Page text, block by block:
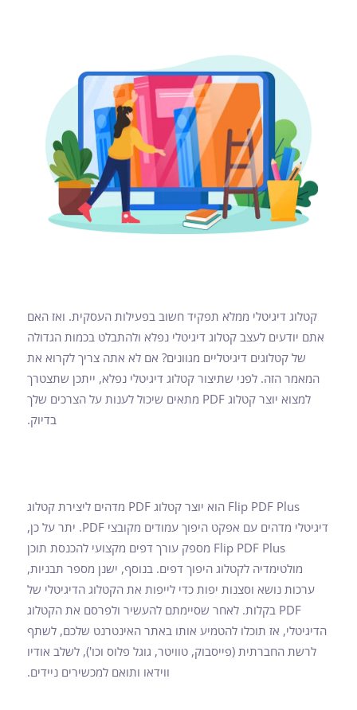
קטלוג דיגיטלי ממלא תפקיד חשוב בפעילות העסקית. ואז האם
אתם יודעים לעצב קטלוג דיגיטלי נפלא ולהתבלט בכמות הגדולה
של קטלוגים דיגיטליים מגוונים? אם לא אתה צריך לקרוא את
המאמר הזה. לפני שתיצור קטלוג דיגיטלי נפלא, ייתכן שתצטרך
למצוא יוצר קטלוג PDF מתאים שיכול לענות על הצרכים שלך
בדיוק.
Flip PDF Plus הוא יוצר קטלוג PDF מדהים ליצירת קטלוג
דיגיטלי מדהים עם אפקט היפוך עמודים מקובצי PDF. יתר על כן,
Flip PDF Plus מספק עורך דפים מקצועי להכנסת תוכן
מולטימדיה לקטלוג היפוך דפים. בנוסף, ישנן מספר תבניות,
ערכות נושא וסצנות יפות כדי לייפות את הקטלוג הדיגיטלי של
PDF בקלות. לאחר שסיימתם להעשיר ולפרסם את הקטלוג
הדיגיטלי, אז תוכלו להטמיע אותו באתר האינטרנט שלכם, לשתף
לרשת החברתית (פייסבוק, טוויטר, גוגל פלוס וכו'), לשלב אודיו
ווידאו ותואם למכשירים ניידים.